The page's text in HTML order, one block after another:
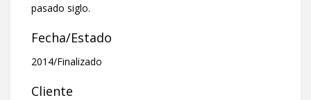
pasado siglo.
Fecha/Estado
2014/Finalizado
Cliente